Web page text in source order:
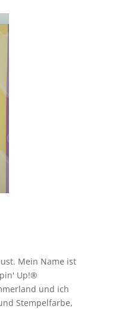
Mein Name ist
Up!®
und ich
Stempelfarbe,